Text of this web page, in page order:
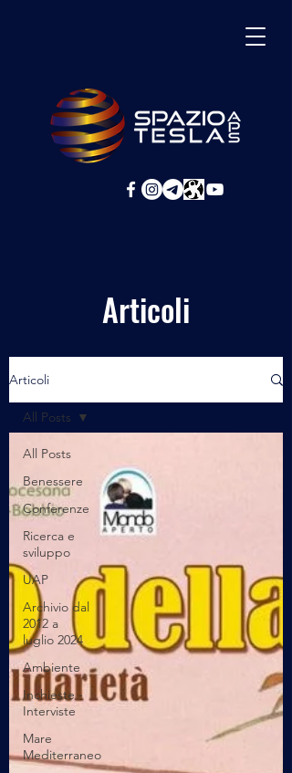
Articoli
Articoli
All Posts
Benessere
Conferenze
Ricerca e
sviluppo
UAP
Archivio dal
2012 a
luglio 2024
Ambiente
Inchieste -
Interviste
Mare
Mediterraneo
All Posts